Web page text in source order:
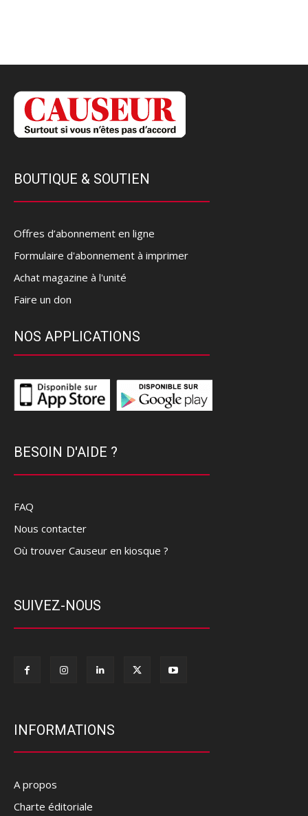
BOUTIQUE & SOUTIEN
Offres d’abonnement en ligne
Formulaire d'abonnement à imprimer
Achat magazine à l'unité
Faire un don
NOS APPLICATIONS
BESOIN D'AIDE ?
FAQ
Nous contacter
Où trouver Causeur en kiosque ?
SUIVEZ-NOUS
INFORMATIONS
A propos
Charte éditoriale